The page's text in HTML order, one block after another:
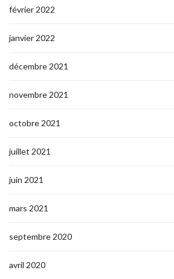
février 2022
janvier 2022
décembre 2021
novembre 2021
octobre 2021
juillet 2021
juin 2021
mars 2021
septembre 2020
avril 2020